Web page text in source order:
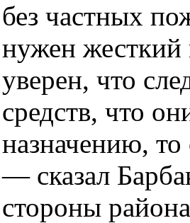
без частных
нужен жесткий
уверен, что
средств, что
назначению, то
— сказал
стороны